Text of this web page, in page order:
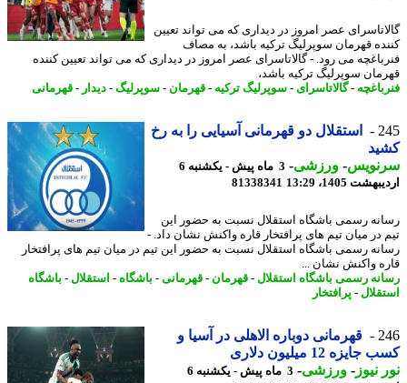
عصر امروز در دیداری که می تواند تعیین
قهرمان سوپرلیگ ترکیه باشد، به مصاف
می رود. - گالاتاسرای عصر امروز در دیداری که می تواند تعیین کننده
سوپرلیگ ترکیه باشد،
-گالاتاسرای- سوپرلیگ ترکیه-قهرمان -سوپرلیگ -دیدار-قهرمانی
استقلال دو قهرمانی آسیایی را به رخ
-ورزشی-
3 ماه پیش - یکشنبه 6
1405، 13:29
81338341
رسمی باشگاه استقلال نسبت به حضور این
در میان تیم های پرافتخار قاره واکنش نشان داد. -
رسمی باشگاه استقلال نسبت به حضور این تیم در میان تیم های پرافتخار
واکنش نشان ...
رسمی باشگاه استقلال-قهرمان -قهرمانی-باشگاه-استقلال-باشگاه
-پرافتخار
قهرمانی دوباره الاهلی در آسیا و
12 میلیون دلاری
نیوز-ورزشی-
3 ماه پیش - یکشنبه 6